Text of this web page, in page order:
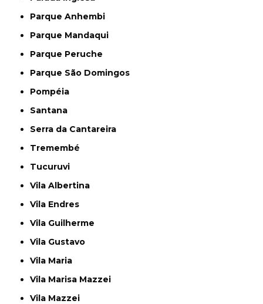
Parque Anhembi
Parque Mandaqui
Parque Peruche
Parque São Domingos
Pompéia
Santana
Serra da Cantareira
Tremembé
Tucuruvi
Vila Albertina
Vila Endres
Vila Guilherme
Vila Gustavo
Vila Maria
Vila Marisa Mazzei
Vila Mazzei